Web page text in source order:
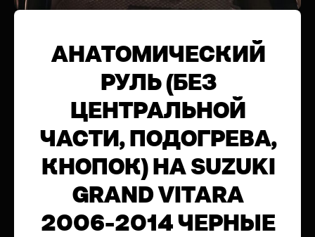
АНАТОМИЧЕСКИЙ
РУЛЬ (БЕЗ
ЦЕНТРАЛЬНОЙ
ЧАСТИ, ПОДОГРЕВА,
КНОПОК) НА SUZUKI
GRAND VITARA
2006-2014 ЧЕРНЫЕ